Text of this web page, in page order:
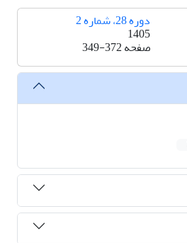
دوره 28، شماره 2
1405
صفحه349-372